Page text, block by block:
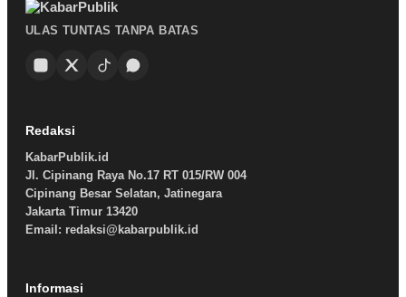
ULAS TUNTAS TANPA BATAS
Redaksi
KabarPublik.id
Jl. Cipinang Raya No.17 RT 015/RW 004
Cipinang Besar Selatan, Jatinegara
Jakarta Timur 13420
Email: redaksi@kabarpublik.id
Informasi